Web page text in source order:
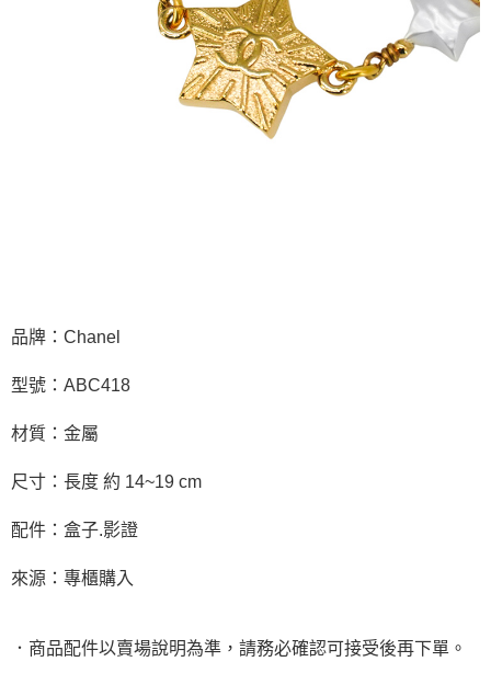
品牌：Chanel
型號：ABC418
材質：金屬
尺寸：長度 約 14~19 cm
配件：盒子.影證
來源：專櫃購入
．商品配件以賣場說明為準，請務必確認可接受後再下單。